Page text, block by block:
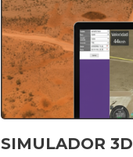
SIMULADOR 3D